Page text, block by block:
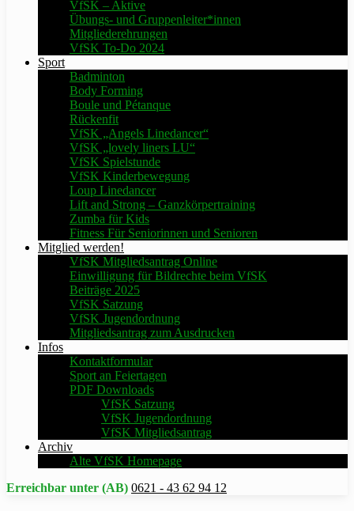
VfSK – Aktive
Übungs- und Gruppenleiter*innen
Mitgliederehrungen
VfSK To-Do 2024
Sport
Badminton
Body Forming
Boule und Pétanque
Rückenfit
VfSK „Angels Linedancer“
VfSK „lovely liners LU“
VfSK Spielstunde
VfSK Kinderbewegung
Loup Linedancer
Lift and Strong – Ganzkörpertraining
Zumba für Kids
Fitness Für Seniorinnen und Senioren
Mitglied werden!
VfSK Mitgliedsantrag Online
Einwilligung für Bildrechte beim VfSK
Beiträge 2025
VfSK Satzung
VfSK Jugendordnung
Mitgliedsantrag zum Ausdrucken
Infos
Kontaktformular
Sport an Feiertagen
PDF Downloads
VfSK Satzung
VfSK Jugendordnung
VfSK Mitgliedsantrag
Archiv
Alte VfSK Homepage
Erreichbar unter (AB) 0621 - 43 62 94 12